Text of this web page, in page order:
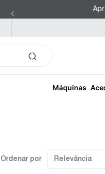
Máquinas
Ordenar por Relevância